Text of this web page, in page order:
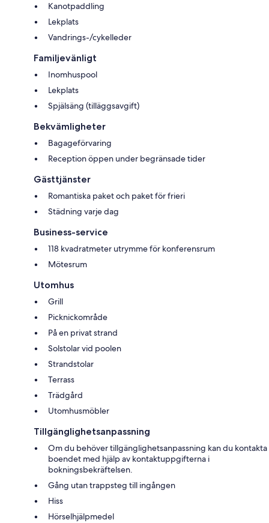
Kanotpaddling
Lekplats
Vandrings-/cykelleder
Familjevänligt
Inomhuspool
Lekplats
Spjälsäng (tilläggsavgift)
Bekvämligheter
Bagageförvaring
Reception öppen under begränsade tider
Gästtjänster
Romantiska paket och paket för frieri
Städning varje dag
Business-service
118 kvadratmeter utrymme för konferensrum
Mötesrum
Utomhus
Grill
Picknickområde
På en privat strand
Solstolar vid poolen
Strandstolar
Terrass
Trädgård
Utomhusmöbler
Tillgänglighetsanpassning
Om du behöver tillgänglighetsanpassning kan du kontakta
boendet med hjälp av kontaktuppgifterna i
bokningsbekräftelsen.
Gång utan trappsteg till ingången
Hiss
Hörselhjälpmedel